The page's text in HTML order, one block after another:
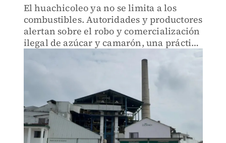
El huachicoleo ya no se limita a los
combustibles. Autoridades y productores
alertan sobre el robo y comercialización
ilegal de azúcar y camarón, una práctica
que afecta a cadenas productivas y eleva
pérdidas económicas.